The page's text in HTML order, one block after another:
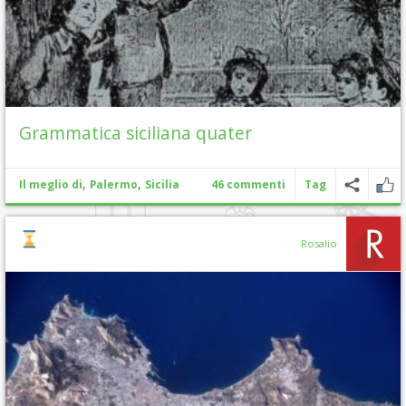
Grammatica siciliana quater
Il meglio di, Palermo, Sicilia 46 commenti Tag
Rosalio